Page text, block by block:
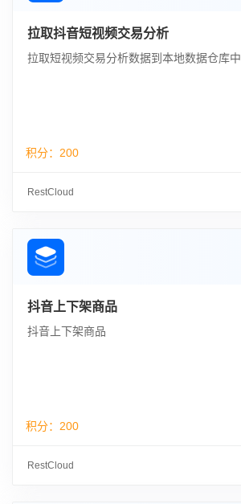
拉取抖音短视频交易分析
拉取短视频交易分析数据到本地数据仓库中
积分： 200
RestCloud
抖音上下架商品
抖音上下架商品
积分： 200
RestCloud